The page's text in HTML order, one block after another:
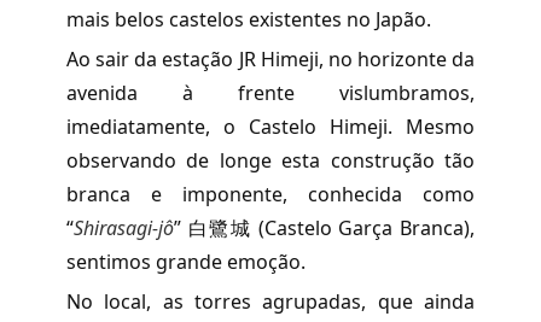
mais belos castelos existentes no Japão.
Ao sair da estação JR Himeji, no horizonte da
avenida à frente vislumbramos,
imediatamente, o Castelo Himeji. Mesmo
observando de longe esta construção tão
branca e imponente, conhecida como
“Shirasagi-jô” 白鷺城 (Castelo Garça Branca),
sentimos grande emoção.
No local, as torres agrupadas, que ainda